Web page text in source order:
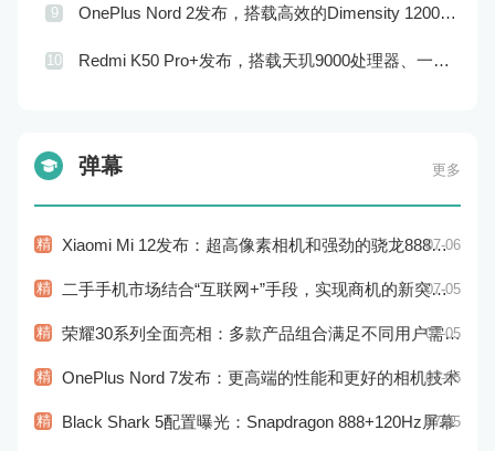
9 OnePlus Nord 2发布，搭载高效的Dimensity 1200-AI处理器和高品质的摄像头
10 Redmi K50 Pro+发布，搭载天玑9000处理器、一亿像素主摄像头和120W快充技术
弹幕 更多
精 Xiaomi Mi 12发布：超高像素相机和强劲的骁龙888处理器07-06
精 二手手机市场结合“互联网+”手段，实现商机的新突破和市场的新拓展07-05
精 荣耀30系列全面亮相：多款产品组合满足不同用户需求！07-05
精 OnePlus Nord 7发布：更高端的性能和更好的相机技术
07-05
精 Black Shark 5配置曝光：Snapdragon 888+120Hz屏幕
07-05